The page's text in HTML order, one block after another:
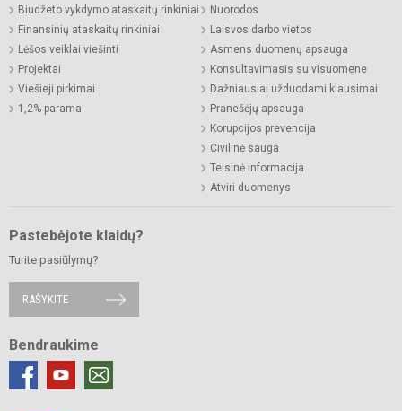
Biudžeto vykdymo ataskaitų rinkiniai
Finansinių ataskaitų rinkiniai
Lėšos veiklai viešinti
Projektai
Viešieji pirkimai
1,2% parama
Nuorodos
Laisvos darbo vietos
Asmens duomenų apsauga
Konsultavimasis su visuomene
Dažniausiai užduodami klausimai
Pranešėjų apsauga
Korupcijos prevencija
Civilinė sauga
Teisinė informacija
Atviri duomenys
Pastebėjote klaidų?
Turite pasiūlymų?
RAŠYKITE
Bendraukime